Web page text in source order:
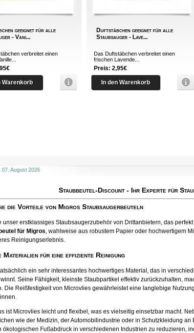
geeignet für alle
- Vani...
verbreitet einen
Warenkorb
Duftstäbchen geeignet für alle
Staubsauger - Lave...
Das Duftstäbchen verbreitet einen
frischen Lavende...
Preis: 2,95€
In den Warenkorb
07. August 2026
Staubbeutel-Discount - Ihr Experte für
die Vorteile von Migros Staubsaugerbeuteln
unser erstklassiges Staubsaugerzubehör von Drittanbietern, das
für Migros, wahlweise aus robustem Papier oder hochwertigem
Reinigungserlebnis.
Materialien für eine effiziente Reinigung
ein sehr interessantes hochwertiges Material, das in
Seine Fähigkeit, kleinste Staubpartikel effektiv zurückzuhalten,
Die Reißfestigkeit von Microvlies gewährleistet eine langlebige
ist Microvlies leicht und flexibel, was es vielseitig einsetzbar macht.
wie der Medizin, der Automobilindustrie oder in Schutzkleidung
ökologischen Fußabdruck in verschiedenen Industrien zu reduzieren,